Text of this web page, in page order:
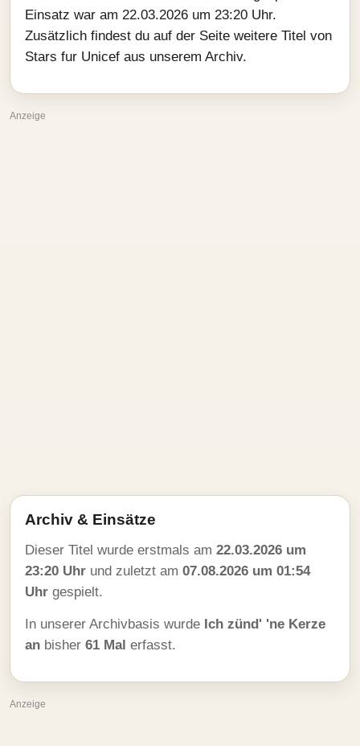
Einsatz war am 22.03.2026 um 23:20 Uhr.
Zusätzlich findest du auf der Seite weitere Titel von
Stars fur Unicef aus unserem Archiv.
Anzeige
Archiv & Einsätze
Dieser Titel wurde erstmals am 22.03.2026 um
23:20 Uhr und zuletzt am 07.08.2026 um 01:54
Uhr gespielt.
In unserer Archivbasis wurde Ich zünd' 'ne Kerze
an bisher 61 Mal erfasst.
Anzeige